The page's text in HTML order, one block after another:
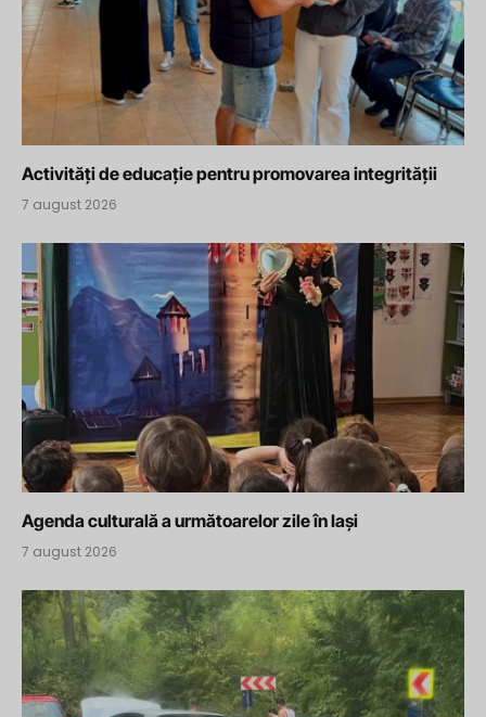
Activități de educație pentru promovarea integrității
7 august 2026
Agenda culturală a următoarelor zile în Iași
7 august 2026